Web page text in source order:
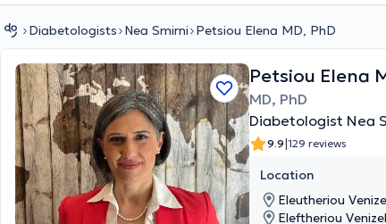
Diabetologists Nea Smirni Petsiou Elena MD, PhD
Petsiou Elena
MD, PhD
Diabetologist Nea
9.9|129 reviews
Location
Eleutheriou
Eleftheriou